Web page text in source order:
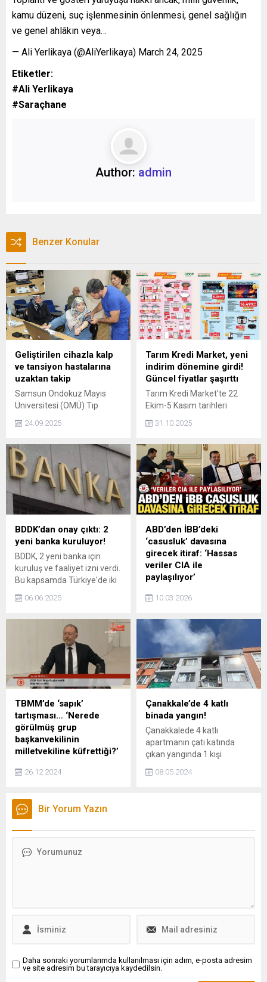
kamu düzeni, suç işlenmesinin önlenmesi, genel sağlığın
ve genel ahlâkın veya…
— Ali Yerlikaya (@AliYerlikaya) March 24, 2025
Etiketler:
#Ali Yerlikaya
#Saraçhane
Author: admin
Benzer Konular
Geliştirilen cihazla kalp
ve tansiyon hastalarına
uzaktan takip
Samsun Ondokuz Mayıs
Üniversitesi (OMÜ) Tıp
Mühendisliği ile Sağlık
birliğinde geliştirilen cihazla
kronik hastaların verileri
uzaktan takip ediliyor. Doç.
Dr. Ömer Gedikli, Cihaz
tansiyon, nabız ve kilo
ölçümü yapıyor. Hastalar
cihazdaki verileri internetle
bize gönderdikten sonra
hastayla iletişime geçiyoruz.
İlaç düzenlemeleriyle birlikte
tedaviyi evde...
24.09.2025
Tarım Kredi Market, yeni
indirim dönemine girdi!
Güncel fiyatlar şaşırttı
Tarım Kredi Market'te 22
Ekim-5 Kasım tarihleri
günleri bekliyor. Bu
ısıtıcı, led tv, elektrikli basınçlı
pişirici, dikey ısıtıcı, elektrikli
katlanabilir cezve gibi
ürünler cazip fiyatlarla
raflarda yer alacak.
31.10.2025
BDDK’dan onay çıktı: 2
yeni banka kuruluyor!
BDDK, 2 yeni banka için
kuruluş ve faaliyet izni verdi.
Bu kapsamda Türkiye'de iki
milyar TL sermayeyle Halk
Aytemiz Yatırım Bankası
06.06.2025
ABD’den İBB’deki
‘casusluk’ davasına
girecek itiraf: ‘Hassas
veriler CIA ile
paylaşılıyor’
(FETÖ) sempatizanı
ABD'li akademisyen Michael
Rubin, bu kez Ekrem
İmamoğlu hakkında devam
eden casusluk davasına
eklenebilecek şaşırtıcı bir
itirafta bulundu.
10.03.2026
TBMM’de ‘sapık’
tartışması… ‘Nerede
görülmüş grup
başkanvekilinin
milletvekiline küfrettiği?’
DEM Parti Kocaeli Milletvekili
AKP Grup Başkanvekili
Özlem Zengin arasında
Gergerlioğlu, Özlem Zengin
26.12.2024
Çanakkale’de 4 katlı
binada yangın!
Çanakkalede 4 katlı
apartmanın çatı katında
çıkan yangında 1 kişi
08.05.2024
Bir Yorum Yazın
Daha sonraki yorumlarımda kullanılması için adım, e-posta adresim
ve site adresim bu tarayıcıya kaydedilsin.